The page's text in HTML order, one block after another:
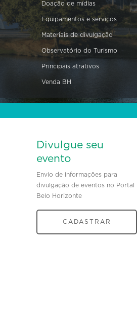
Doação de mídias
Equipamentos e serviços
Materiais de divulgação
Observatório do Turismo
Principais atrativos
Venda BH
Divulgue seu
evento
Envio de informações para
divulgação de eventos no Portal
Belo Horizonte
CADASTRAR